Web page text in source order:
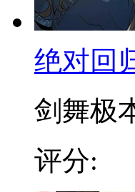
绝对回
剑舞极
评分: